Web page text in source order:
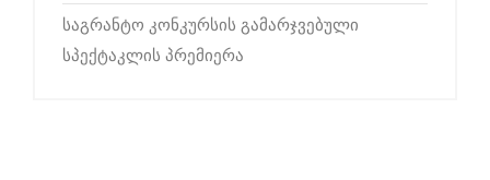
საგრანტო კონკურსის გამარჯვებული
სპექტაკლის პრემიერა